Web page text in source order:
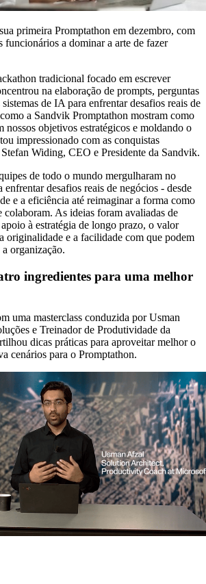
primeira Promptathon em dezembro, com
funcionários a dominar a arte de fazer
tradicional focado em escrever
na elaboração de prompts, perguntas
de IA para enfrentar desafios reais de
a Sandvik Promptathon mostram como
nossos objetivos estratégicos e moldando o
impressionado com as conquistas
Widing, CEO e Presidente da Sandvik.
de todo o mundo mergulharam no
desafios reais de negócios - desde
e a eficiência até reimaginar a forma como
colaboram. As ideias foram avaliadas de
à estratégia de longo prazo, o valor
originalidade e a facilidade com que podem
organização.
ingredientes para uma melhor
uma masterclass conduzida por Usman
e Treinador de Produtividade da
dicas práticas para aproveitar melhor o
cenários para o Promptathon.